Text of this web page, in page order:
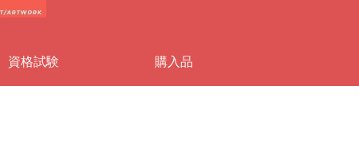
資格試験 購入品